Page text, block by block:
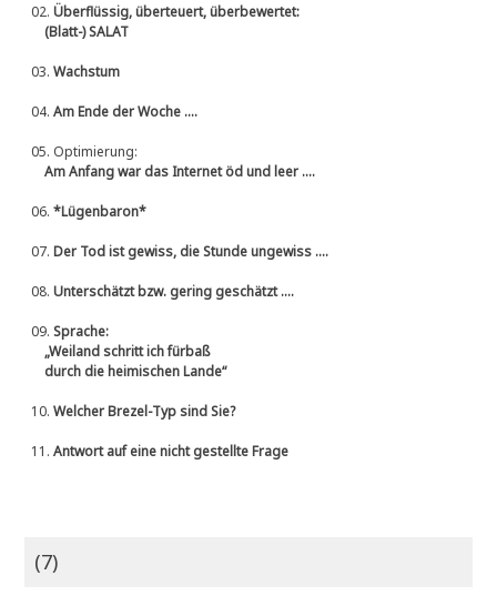
02.Überflüssig, überteuert, überbewertet:
(Blatt-) SALAT
03.Wachstum
04.Am Ende der Woche ....
05. Optimierung:
Am Anfang war das Internet öd und leer ....
06.*Lügenbaron*
07.Der Tod ist gewiss, die Stunde ungewiss ....
08.Unterschätzt bzw. gering geschätzt ....
09.Sprache:
„Weiland schritt ich fürbaß
durch die heimischen Lande“
10.Welcher Brezel-Typ sind Sie?
11.Antwort auf eine nicht gestellte Frage
(7)